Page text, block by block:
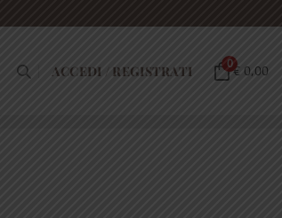
ACCEDI / REGISTRATI 0€ 0,00